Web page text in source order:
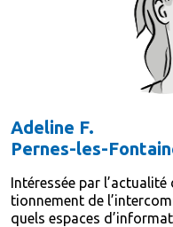
Adeline F.
Pernes-les-
Intéressée par
tionnement de
quels espaces